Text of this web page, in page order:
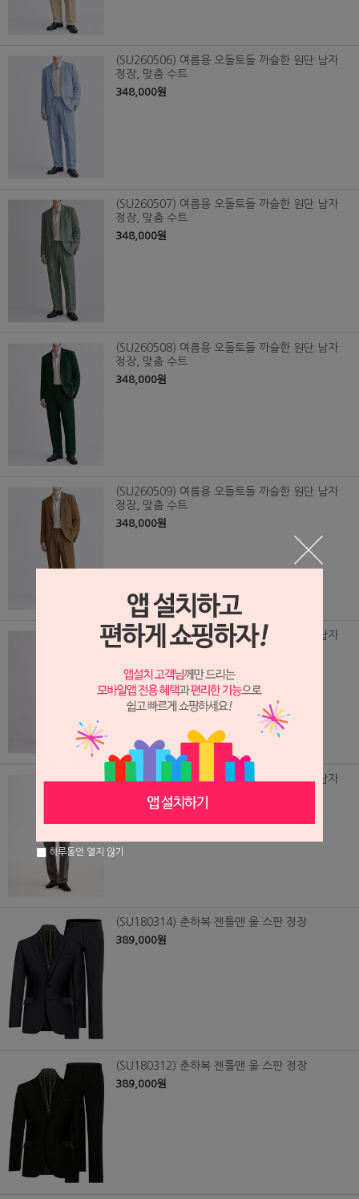
(SU260506) 여름용 오돌토돌 까슬한 원단 남자
정장, 맞춤 수트
348,000원
(SU260507) 여름용 오돌토돌 까슬한 원단 남자
정장, 맞춤 수트
348,000원
(SU260508) 여름용 오돌토돌 까슬한 원단 남자
정장, 맞춤 수트
348,000원
(SU260509) 여름용 오돌토돌 까슬한 원단 남자
정장, 맞춤 수트
348,000원
(SU260510) 여름용 오돌토돌 까슬한 원단 남자
정장, 맞춤 수트
348,000원
(SU260511) 여름용 오돌토돌 까슬한 원단 남자
348,000원
(SU180314) 춘하복 젠틀맨 울 스판 정장
389,000원
(SU180312) 춘하복 젠틀맨 울 스판 정장
389,000원
하루동안 열지 않기